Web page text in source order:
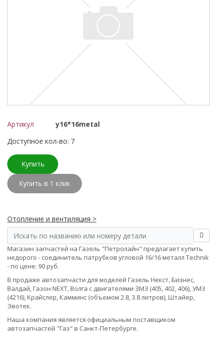
Артикул
y16*16metal
Доступное кол-во: 7
Купить
Купить в 1 клик
Отопление и вентиляция >
Магазин запчастей на Газель "Петролайн" предлагает купить
недорого - соединитель патрубков угловой 16/16 металл Technik
- по цене: 90 руб.
В продаже автозапчасти для моделей Газель Некст, Бизнес,
Валдай, Газон NEXT, Волга с двигателями ЗМЗ (405, 402, 406), УМЗ
(4216), Крайслер, Камминс (объемом 2.8, 3.8 литров), Штайер,
Эвотек.
Наша компания является официальным поставщиком
автозапчастей "Газ" в Санкт-Петербурге.